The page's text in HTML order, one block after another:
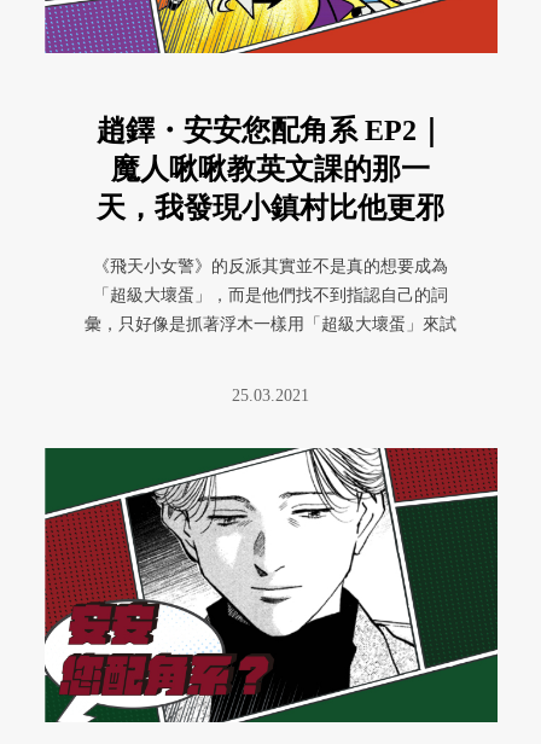
趙鐸・安安您配角系 EP2｜
魔人啾啾教英文課的那一
天，我發現小鎮村比他更邪
《飛天小女警》的反派其實並不是真的想要成為
「超級大壞蛋」，而是他們找不到指認自己的詞
彙，只好像是抓著浮木一樣用「超級大壞蛋」來試
25.03.2021